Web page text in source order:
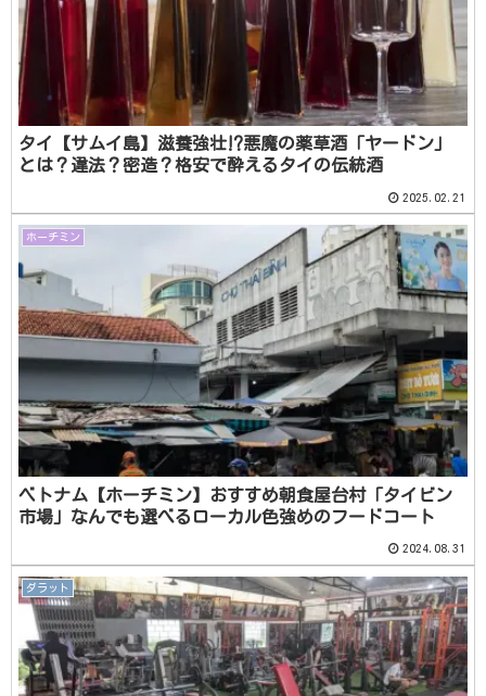
タイ【サムイ島】滋養強壮⁉️悪魔の薬草酒「ヤードン」
とは？違法？密造？格安で酔えるタイの伝統酒
2025.02.21
ホーチミン
ベトナム【ホーチミン】おすすめ朝食屋台村「タイビン
市場」なんでも選べるローカル色強めのフードコート
2024.08.31
ダラット